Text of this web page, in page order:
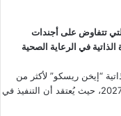
تتفاوض على أجندات
في الرعاية الصحية
“إيخن ريسكو” لأكثر من
النصف، لكن وفقًا للمصادر، لن يتم ذلك إلا في عام 2027، حيث يُعتقد أن التنفيذ في